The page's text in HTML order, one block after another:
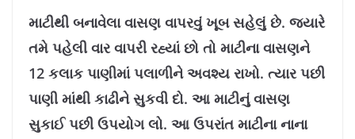
માટીથી બનાવેલા વાસણ વાપરવું ખૂબ સહેલું છે. જ્યારે
તમે પહેલી વાર વાપરી રહ્યાં છો તો માટીના વાસણને
12 કલાક પાણીમાં પલાળીને અવશ્ય રાખો. ત્યાર પછી
પાણી માંથી કાઢીને સુકવી દો. આ માટીનું વાસણ
સુકાઈ પછી ઉપયોગ લો. આ ઉપરાંત માટીના નાના